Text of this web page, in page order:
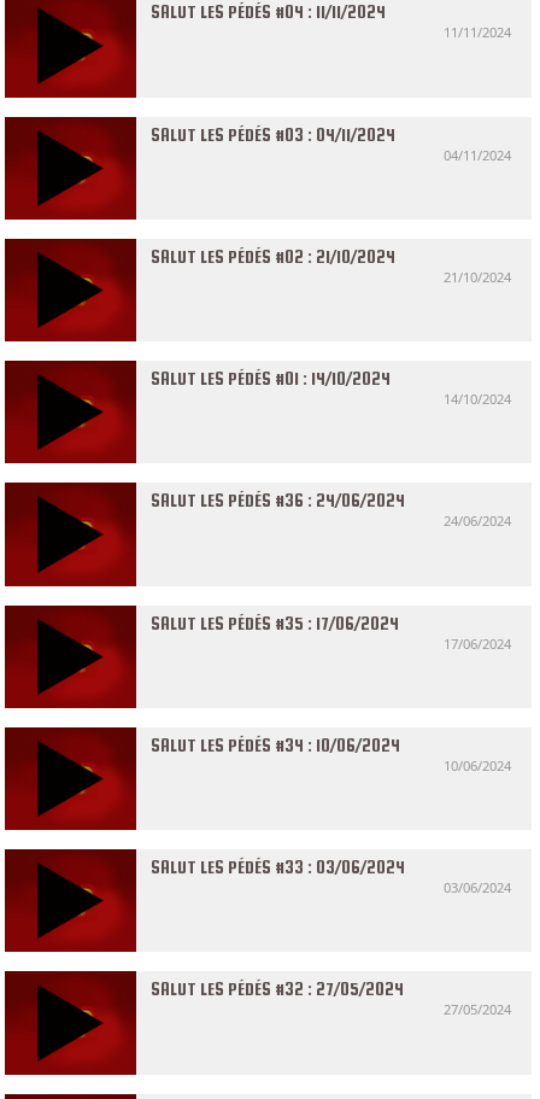
SALUT LES PÉDÉS #04 : 11/11/2024
11/11/2024
SALUT LES PÉDÉS #03 : 04/11/2024
04/11/2024
SALUT LES PÉDÉS #02 : 21/10/2024
21/10/2024
SALUT LES PÉDÉS #01 : 14/10/2024
14/10/2024
SALUT LES PÉDÉS #36 : 24/06/2024
24/06/2024
SALUT LES PÉDÉS #35 : 17/06/2024
17/06/2024
SALUT LES PÉDÉS #34 : 10/06/2024
10/06/2024
SALUT LES PÉDÉS #33 : 03/06/2024
03/06/2024
SALUT LES PÉDÉS #32 : 27/05/2024
27/05/2024